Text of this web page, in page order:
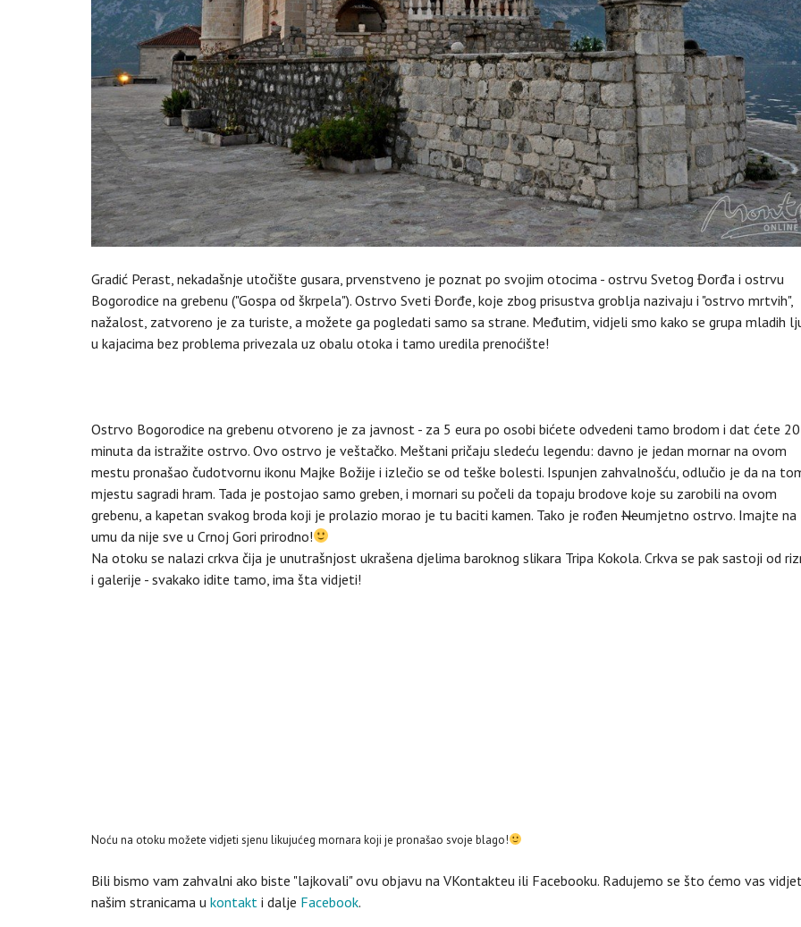
Gradić Perast, nekadašnje utočište gusara, prvenstveno je poznat po svojim otocima - ostrvu Svetog Đorđa i ostrvu
Bogorodice na grebenu ("Gospa od škrpela"). Ostrvo Sveti Đorđe, koje zbog prisustva groblja nazivaju i "ostrvo mrtvih",
nažalost, zatvoreno je za turiste, a možete ga pogledati samo sa strane. Međutim, vidjeli smo kako se grupa mladih
u kajacima bez problema privezala uz obalu otoka i tamo uredila prenoćište!
Ostrvo Bogorodice na grebenu otvoreno je za javnost - za 5 eura po osobi bićete odvedeni tamo brodom i dat ćete
minuta da istražite ostrvo. Ovo ostrvo je veštačko. Meštani pričaju sledeću legendu: davno je jedan mornar na ovom
mestu pronašao čudotvornu ikonu Majke Božije i izlečio se od teške bolesti. Ispunjen zahvalnošću, odlučio je da na
mjestu sagradi hram. Tada je postojao samo greben, i mornari su počeli da topaju brodove koje su zarobili na ovom
grebenu, a kapetan svakog broda koji je prolazio morao je tu baciti kamen. Tako je rođen Neumjetno ostrvo. Imajte na
umu da nije sve u Crnoj Gori prirodno!
Na otoku se nalazi crkva čija je unutrašnjost ukrašena djelima baroknog slikara Tripa Kokola. Crkva se pak sastoji od
i galerije - svakako idite tamo, ima šta vidjeti!
Noću na otoku možete vidjeti sjenu likujućeg mornara koji je pronašao svoje blago!
Bili bismo vam zahvalni ako biste "lajkovali" ovu objavu na VKontakteu ili Facebooku. Radujemo se što ćemo vas
našim stranicama u kontakt i dalje Facebook.